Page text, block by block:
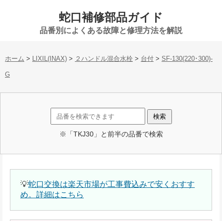
蛇口補修部品ガイド
品番別によくある故障と修理方法を解説
ホーム > LIXIL(INAX) > ２ハンドル混合水栓 > 台付 > SF-130(220･300)-
G
※「TKJ30」と前半の品番で検索
💡蛇口交換は楽天市場が工事費込みで安くおすす
め。詳細はこちら